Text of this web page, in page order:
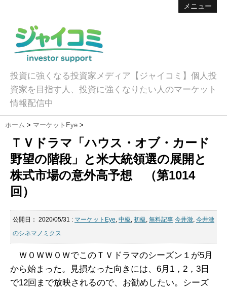
メニュー
投資に強くなる投資家メディア【ジャイコミ】個人投
資家を目指す人、投資に強くなりたい人のマーケット
情報配信中
ホーム > マーケットEye >
ＴＶドラマ「ハウス・オブ・カード
野望の階段」と米大統領選の展開と
株式市場の意外高予想 （第1014
回）
公開日： 2020/05/31 : マーケットEye, 中級, 初級, 無料記事 今井澂, 今井澂
のシネマノミクス
Ｗ０ＷＷ０ＷでこのＴＶドラマのシーズン１が5月
から始まった。見損なった向きには、6月1，2，3日
で12回まで放映されるので、お勧めしたい。シーズ